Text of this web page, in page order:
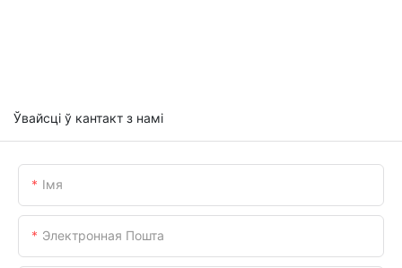
Ўвайсці ў кантакт з намі
Імя
Электронная Пошта